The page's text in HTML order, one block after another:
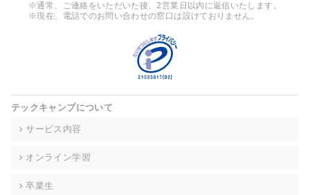
ンをとるために、氏名等の一部の情報をサービス内で使用する
チャットツールで発信することにより、本サービスの他の利用
者等に提供することがあります。
当社は事業運営上、前項利用目的の範囲に限って個人情報を外
高い委託先を選定し、個人情報の適正管理・機密保持について
個人情報の開示等(利用目的の通知、開示、内容の訂正・追加・
て、下記の当社問合わせ窓口に申し出ることができます。その
※通常、ご連絡をいただいた後、2営業日以内に返信いたします。
※現在、電話でのお問い合わせの窓口は設けておりません。
テックキャンプについて
サービス内容
オンライン学習
卒業生